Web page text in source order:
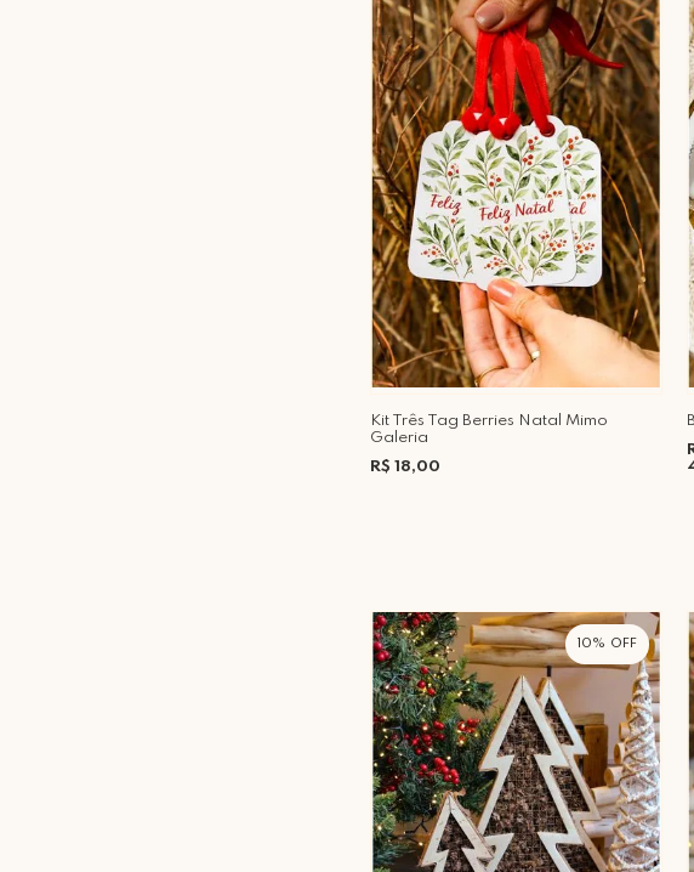
Kit Três Tag Berries Natal Mimo
Galeria
R$ 18,00
10%